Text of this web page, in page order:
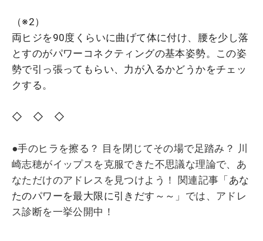
（※2）
両ヒジを90度くらいに曲げて体に付け、腰を少し落
とすのがパワーコネクティングの基本姿勢。この姿
勢で引っ張ってもらい、力が入るかどうかをチェッ
クする。
◇ ◇ ◇
●手のヒラを擦る？ 目を閉じてその場で足踏み？ 川
崎志穂がイップスを克服できた不思議な理論で、あ
なただけのアドレスを見つけよう！ 関連記事「あな
たのパワーを最大限に引きだす～～ 」では、アドレ
ス診断を一挙公開中！